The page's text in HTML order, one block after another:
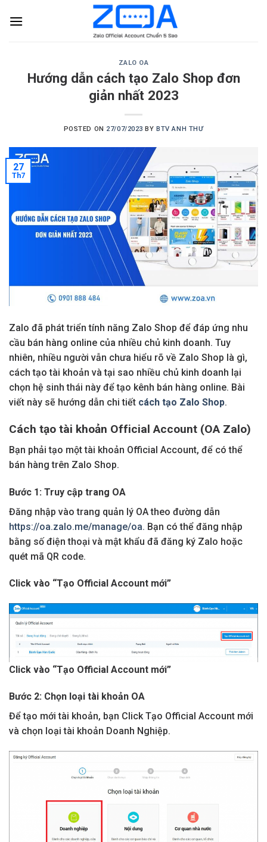
ZALO OA
Hướng dẫn cách tạo Zalo Shop đơn
giản nhất 2023
POSTED ON 27/07/2023 BYBTV ANH THƯ
27
Th7
Zalo đã phát triển tính năng Zalo Shop để đáp ứng nhu
cầu bán hàng online của nhiều chủ kinh doanh. Tuy
nhiên, nhiều người vẫn chưa hiểu rõ về Zalo Shop là gì,
cách tạo tài khoản và tại sao nhiều chủ kinh doanh lại
chọn hệ sinh thái này để tạo kênh bán hàng online. Bài
viết này sẽ hướng dẫn chi tiết cách tạo Zalo Shop.
Cách tạo tài khoản Official Account (OA Zalo)
Bạn phải tạo một tài khoản Official Account, để có thể
bán hàng trên Zalo Shop.
Bước 1: Truy cập trang OA
Đăng nhập vào trang quản lý OA theo đường dẫn
https://oa.zalo.me/manage/oa. Bạn có thể đăng nhập
bằng số điện thoại và mật khẩu đã đăng ký Zalo hoặc
quét mã QR code.
Click vào “Tạo Official Account mới”
Click vào “Tạo Official Account mới”
Bước 2: Chọn loại tài khoản OA
Để tạo mới tài khoản, bạn Click Tạo Official Account mới
và chọn loại tài khoản Doanh Nghiệp.